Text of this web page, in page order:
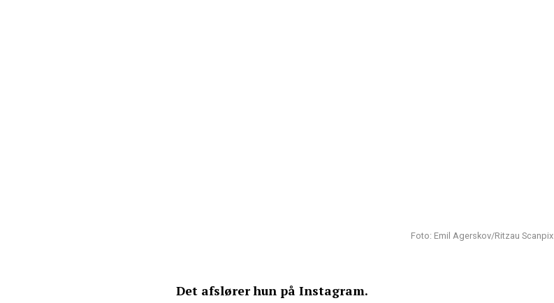
Foto: Emil Agerskov/Ritzau Scanpix
Det afslører hun på Instagram.